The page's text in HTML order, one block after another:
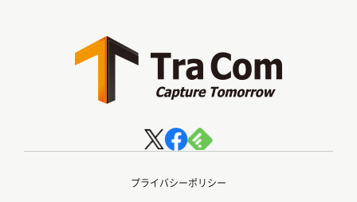
プライバシーポリシー